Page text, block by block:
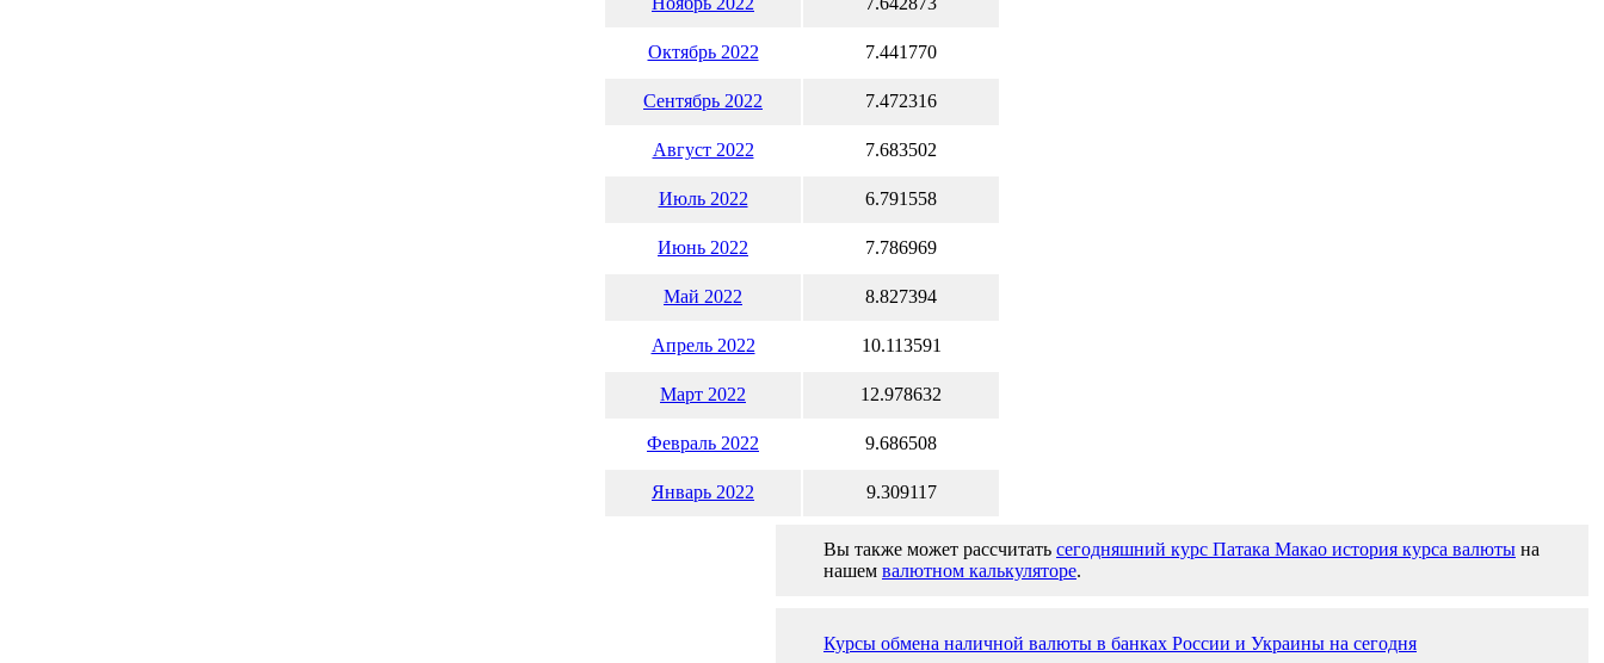
Октябрь 2022 7.441770
Сентябрь 2022 7.472316
Август 2022 7.683502
Июль 2022 6.791558
Июнь 2022 7.786969
Май 2022 8.827394
Апрель 2022 10.113591
Март 2022 12.978632
Февраль 2022 9.686508
Январь 2022 9.309117
Вы также может рассчитать сегодняшний курс Патака Макао история курса валюты на
нашем валютном калькуляторе.
Курсы обмена наличной валюты в банках России и Украины на сегодня